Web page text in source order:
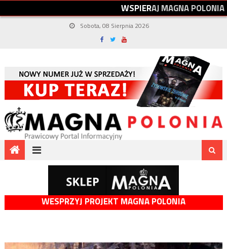
WSPIERAJMAGNAPOLONIA
Sobota, 08 Sierpnia 2026
WESPRZYJ PROJEKT MAGNA POLONIA